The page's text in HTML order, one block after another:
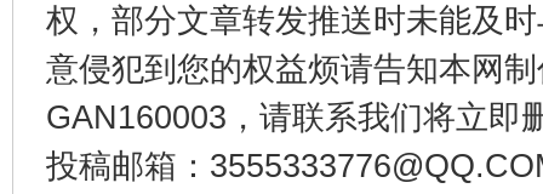
权，部分文章转发推送时未能及
意侵犯到您的权益烦请告知本网
GAN160003，请联系我们将立即
投稿邮箱：